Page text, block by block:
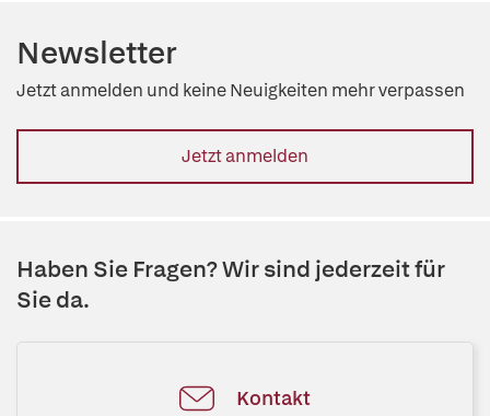
Newsletter
Jetzt anmelden und keine Neuigkeiten mehr verpassen
Jetzt anmelden
Haben Sie Fragen? Wir sind jederzeit für
Sie da.
Kontakt